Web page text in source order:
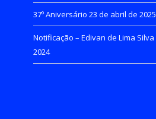
37º Aniversário 23 de abril de 2025
Notificação – Edivan de Lima Silva
2024